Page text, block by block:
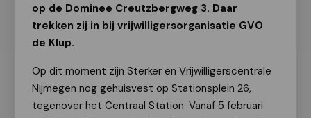
op de Dominee Creutzbergweg 3. Daar
trekken zij in bij vrijwilligersorganisatie GVO
de Klup.
Op dit moment zijn Sterker en Vrijwilligerscentrale
Nijmegen nog gehuisvest op Stationsplein 26,
tegenover het Centraal Station. Vanaf 5 februari